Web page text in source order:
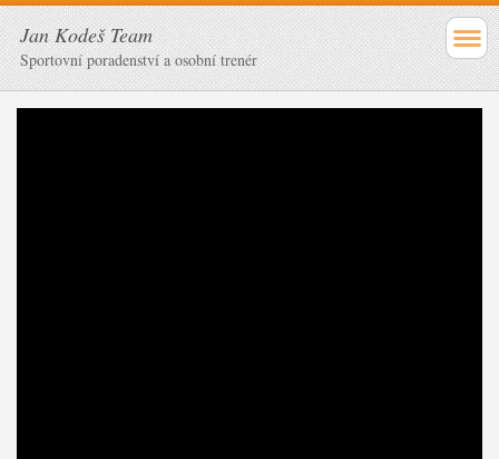
Jan Kodeš Team
Sportovní poradenství a osobní trenér